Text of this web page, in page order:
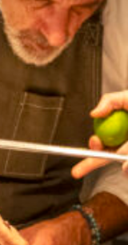
de Mar